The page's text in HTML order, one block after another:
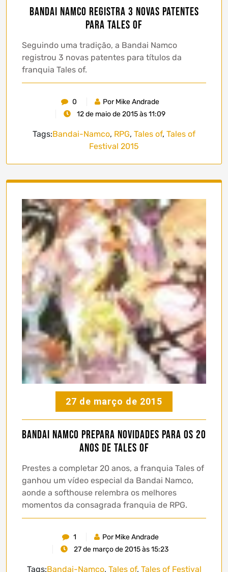
Bandai Namco registra 3 novas patentes
para Tales of
Seguindo uma tradição, a Bandai Namco
registrou 3 novas patentes para títulos da
franquia Tales of.
0
Por Mike Andrade
12 de maio de 2015 às 11:09
Tags:Bandai-Namco, RPG, Tales of, Tales of
Festival 2015
27 de março de 2015
Bandai Namco prepara novidades para os 20
anos de Tales of
Prestes a completar 20 anos, a franquia Tales of
ganhou um vídeo especial da Bandai Namco,
aonde a softhouse relembra os melhores
momentos da consagrada franquia de RPG.
1
Por Mike Andrade
27 de março de 2015 às 15:23
Tags:Bandai-Namco, Tales of, Tales of Festival